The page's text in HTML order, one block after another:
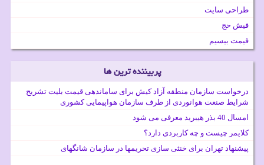
طراحی سایت
فیش حج
قیمت بیسیم
پربیننده ترین ها
درخواست سازمان منطقه آزاد کیش برای ساماندهی قیمت بلیت تشریح
شرایط صنعت هوانوردی از طرف سازمان هواپیمایی کشوری
امسال 40 بذر هیبرید معرفی می شود
کلایمر چیست و چه کاربردی دارد؟
پیشنهاد تهران برای خنثی سازی تحریمها در سازمان شانگهای